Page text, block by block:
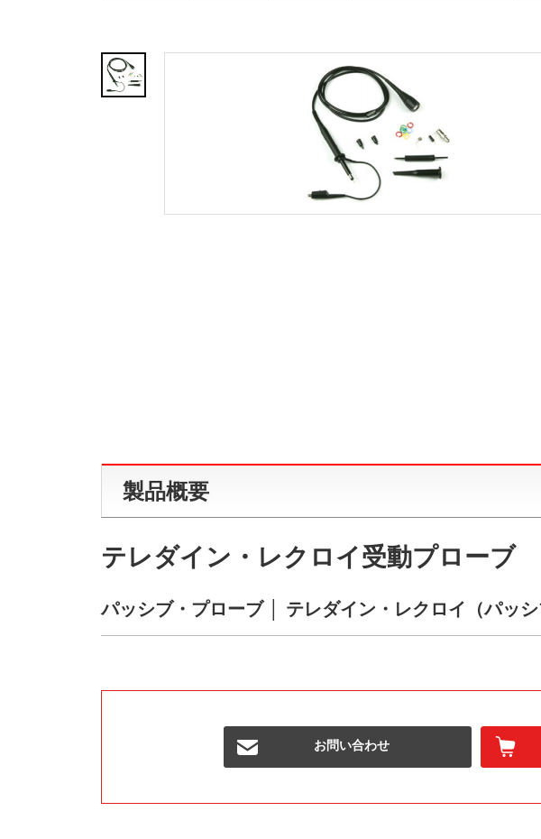
製品概要
テレダイン・レクロイ受動プローブ
パッシブ・プローブ │ テレダイン・レクロイ（パッ
お問い合わせ